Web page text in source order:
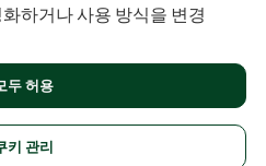
취급방침|쿠키 관리
판권 소유. 한국내쇼날인스트루먼
구 여의대로 108, 36층 (여의도동,
앗, 페드로와이안드라데 | 사업자 등
화: 02-3451-3400
하거나 사용 방식을 변경
키 관리
두 허용